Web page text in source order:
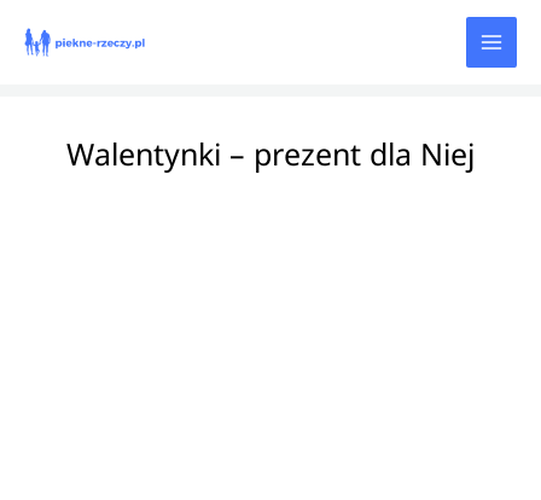
Walentynki – prezent dla Niej